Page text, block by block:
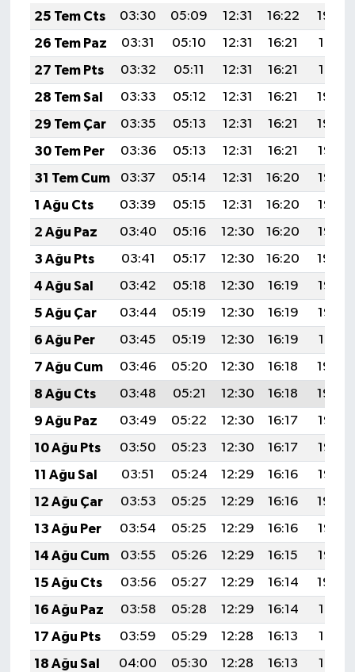
25 Tem Cts
03:30 05:09 12:31 16:22
19:42
26 Tem Paz
03:31 05:10 12:31 16:21
19:41
27 Tem Pts
03:32 05:11 12:31 16:21
19:41
28 Tem Sal
03:33 05:12 12:31 16:21
19:40
29 Tem Çar
03:35 05:13 12:31 16:21
19:39
30 Tem Per
03:36 05:13 12:31 16:21
19:38
31 Tem Cum
03:37 05:14 12:31 16:20
19:37
1 Ağu Cts
03:39 05:15 12:31 16:20
19:36
2 Ağu Paz
03:40 05:16 12:30 16:20
19:35
3 Ağu Pts
03:41 05:17 12:30 16:20
19:34
4 Ağu Sal
03:42 05:18 12:30 16:19
19:33
5 Ağu Çar
03:44 05:19 12:30 16:19
19:32
6 Ağu Per
03:45 05:19 12:30 16:19
19:31
7 Ağu Cum
03:46 05:20 12:30 16:18
19:30
8 Ağu Cts
03:48 05:21 12:30 16:18
19:29
9 Ağu Paz
03:49 05:22 12:30 16:17
19:28
10 Ağu Pts
03:50 05:23 12:30 16:17
19:26
11 Ağu Sal
03:51 05:24 12:29 16:16
19:25
12 Ağu Çar
03:53 05:25 12:29 16:16
19:24
13 Ağu Per
03:54 05:25 12:29 16:16
19:23
14 Ağu Cum
03:55 05:26 12:29 16:15
19:22
15 Ağu Cts
03:56 05:27 12:29 16:14
19:20
16 Ağu Paz
03:58 05:28 12:29 16:14
19:19
17 Ağu Pts
03:59 05:29 12:28 16:13
19:18
18 Ağu Sal
04:00 05:30 12:28 16:13
19:17